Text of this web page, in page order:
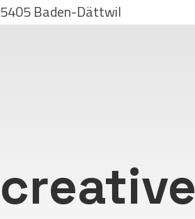
5405 Baden-Dättwil
creative